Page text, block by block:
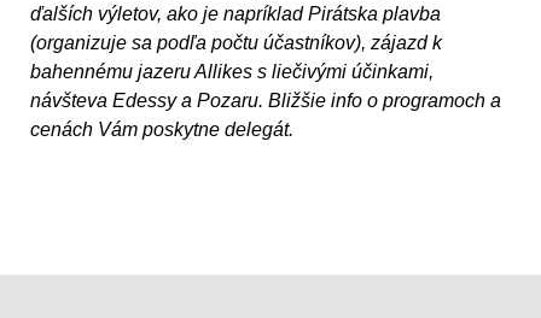
ďalších výletov, ako je napríklad Pirátska plavba
(organizuje sa podľa počtu účastníkov), zájazd k
bahennému jazeru Allikes s liečivými účinkami,
návšteva Edessy a Pozaru. Bližšie info o programoch a
cenách Vám poskytne delegát.